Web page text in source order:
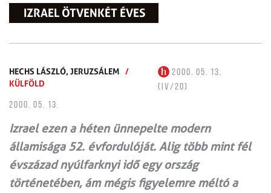
IZRAEL ÖTVENKÉT ÉVES
HECHS LÁSZLÓ,JERUZSÁLEM /
KÜLFÖLD
2000. 05. 13.
(IV/20)
2000. 05. 13.
Izrael ezen a héten ünnepelte modern
államisága 52. évfordulóját. Alig több mint fél
évszázad nyúlfarknyi idő egy ország
történetében, ám mégis figyelemre méltó a